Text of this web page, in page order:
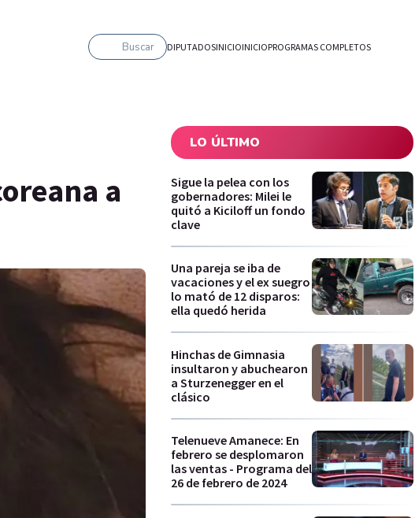
Buscar DIPUTADOSINICIOINICIOPROGRAMAS COMPLETOS
a
LO ÚLTIMO
Sigue la pelea con los
gobernadores: Milei le
quitó a Kiciloff un fondo
clave
Una pareja se iba de
vacaciones y el ex suegro
lo mató de 12 disparos:
ella quedó herida
Hinchas de Gimnasia
insultaron y abuchearon
a Sturzenegger en el
clásico
Telenueve Amanece: En
febrero se desplomaron
las ventas - Programa del
26 de febrero de 2024